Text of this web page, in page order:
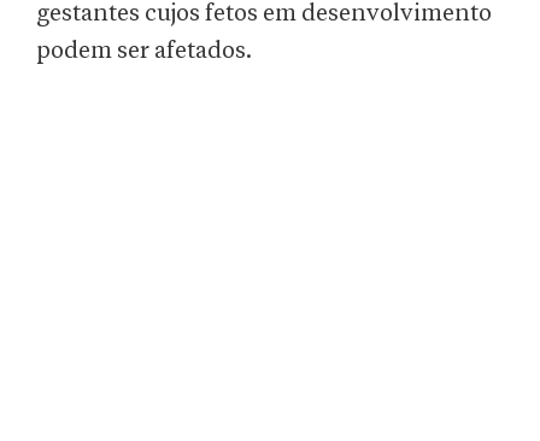
gestantes cujos fetos em desenvolvimento
podem ser afetados.